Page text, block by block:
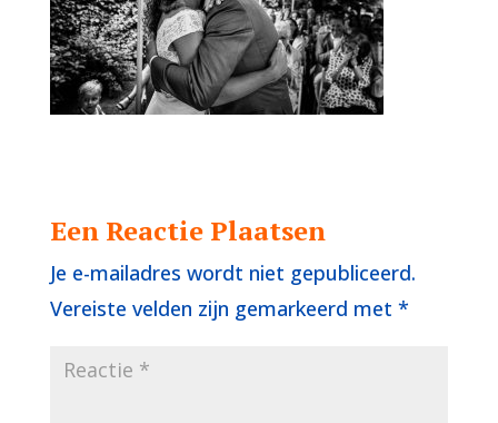
Een Reactie Plaatsen
Je e-mailadres wordt niet gepubliceerd.
Vereiste velden zijn gemarkeerd met *